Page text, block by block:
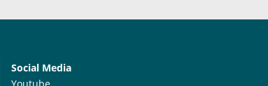
Social Media
Youtube